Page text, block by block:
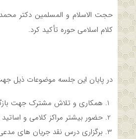
حجت الاسلام و المسلمین دکتر
کلام اسلامی حوره تأکید کرد.
در پایان این جلسه موضوعات ذیل
همکاری و تلاش مشترک جهت
حضور بیشتر مراکز کلامی و
برگزاری درس نقد جریان های